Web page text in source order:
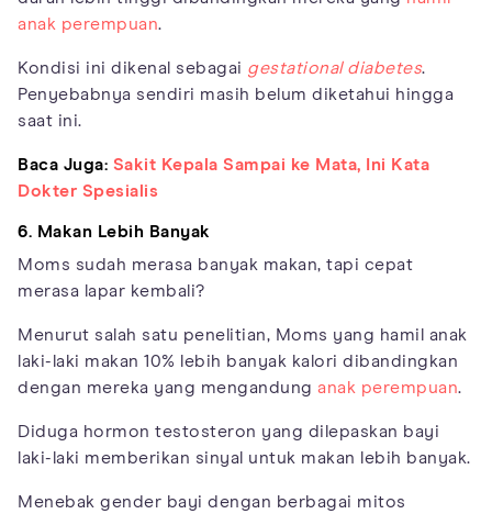
anak perempuan.
Kondisi ini dikenal sebagai gestational diabetes.
Penyebabnya sendiri masih belum diketahui hingga
saat ini.
Baca Juga: Sakit Kepala Sampai ke Mata, Ini Kata
Dokter Spesialis
6. Makan Lebih Banyak
Moms sudah merasa banyak makan, tapi cepat
merasa lapar kembali?
Menurut salah satu penelitian, Moms yang hamil anak
laki-laki makan 10% lebih banyak kalori dibandingkan
dengan mereka yang mengandung anak perempuan.
Diduga hormon testosteron yang dilepaskan bayi
laki-laki memberikan sinyal untuk makan lebih banyak.
Menebak gender bayi dengan berbagai mitos